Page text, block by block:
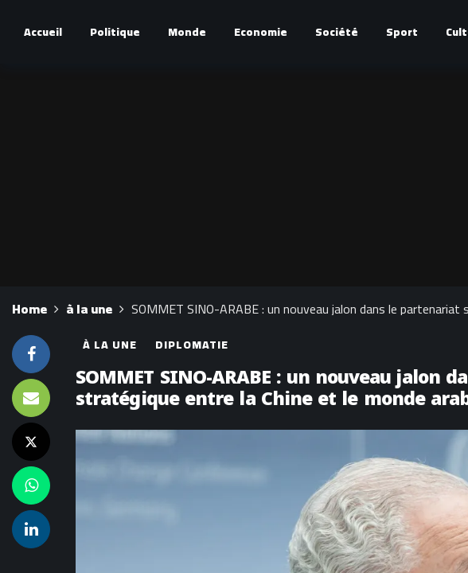
Accueil Politique Monde Economie Société Sport
Home à la une SOMMET SINO-ARABE : un nouveau jalon dans le
À LA UNE DIPLOMATIE
SOMMET SINO-ARABE : un nouveau jalon
stratégique entre la Chine et le monde